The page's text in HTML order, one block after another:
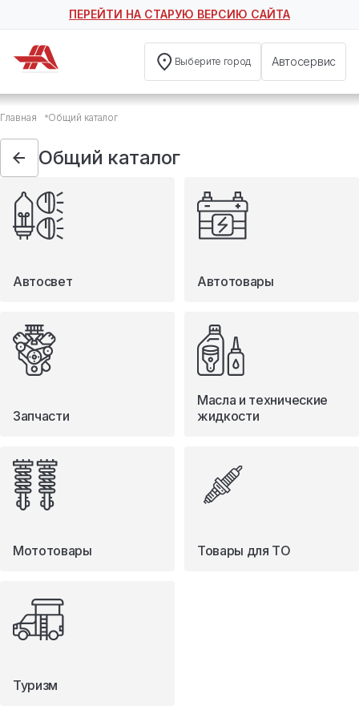
ПЕРЕЙТИ НА СТАРУЮ ВЕРСИЮ САЙТА
Выберите город Автосервис
Общий каталог
Автосвет
Автотовары
Запчасти
Масла и технические жидкости
Мототовары
Туризм
Главная Общий каталог
Общий каталог
Автосвет Автотовары
Запчасти
Масла и технические
жидкости
Мототовары Товары для ТО
Туризм